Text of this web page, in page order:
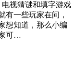
视猜谜和填字游戏
有一些玩家在问，
想知道，那么小编
可…